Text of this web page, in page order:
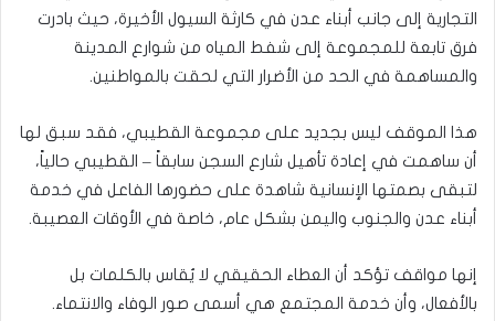
التجارية إلى جانب أبناء عدن في كارثة السيول الأخيرة، حيث بادرت
فرق تابعة للمجموعة إلى شفط المياه من شوارع المدينة
والمساهمة في الحد من الأضرار التي لحقت بالمواطنين.
هذا الموقف ليس بجديد على مجموعة القطيبي، فقد سبق لها
أن ساهمت في إعادة تأهيل شارع السجن سابقاً – القطيبي حالياً،
لتبقى بصمتها الإنسانية شاهدة على حضورها الفاعل في خدمة
أبناء عدن والجنوب واليمن بشكل عام، خاصة في الأوقات العصيبة.
إنها مواقف تؤكد أن العطاء الحقيقي لا يُقاس بالكلمات بل
بالأفعال، وأن خدمة المجتمع هي أسمى صور الوفاء والانتماء.